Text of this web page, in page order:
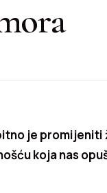
je promijeniti
koja nas